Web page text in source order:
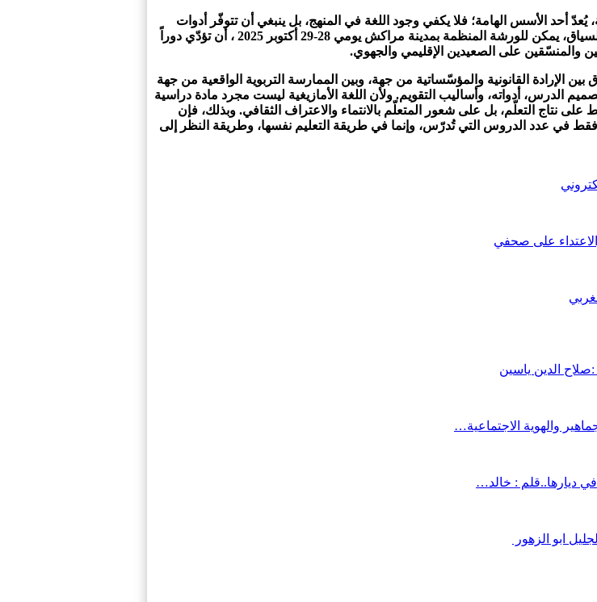
يُعدّ أحد الأسس الهامة؛ فلا يكفي وجود اللغة في المنهج، بل ينبغي أن تتوفّر أدوات
واضحة ومتدرجة تدعم المدرس والمتعلّم على حدّ سواء. وفي هذا السياق، يمكن للورشة المنظمة بمدينة مراكش يومي 28-29 أكتوبر 2025 ، أن تؤدّي دوراً
والمنسّقين على الصعيدين الإقليمي والجهوي.
الإرادة القانونية والمؤسّساتية من جهة، وبين الممارسة التربوية الواقعية من جهة
الدرس، أدواته، وأساليب التقويم. ولأن اللغة الأمازيغية ليست مجرد مادة دراسية
التعلّم، بل على شعور المتعلّم بالانتماء والاعتراف الثقافي. وبذلك، فإن
في عدد الدروس التي تُدرّس، وإنما في طريقة التعليم نفسها، وطريقة النظر إلى
على صحفي
الدين ياسين
والهوية الاجتماعية…
ديارها..قلم : خالد…
ابو الزهور